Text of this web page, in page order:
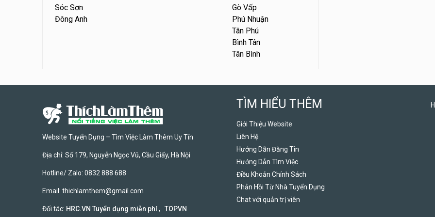
Sóc Sơn
Đông Anh
Gò Vấp
Phú Nhuận
Tân Phú
Bình Tân
Tân Bình
Website Tuyển Dụng – Tìm Việc Làm Thêm Uy Tín
Địa chỉ: Số 179, Nguyễn Ngọc Vũ, Cầu Giấy, Hà Nội
Hotline/ Zalo: 0832 888 688
Email: thichlamthem@gmail.com
Đối tác: HRC.VN Tuyển dụng miễn phí, TOPVN
TÌM HIỂU THÊM
Giới Thiệu Website
Liên Hệ
Hướng Dẫn Đăng Tin
Hướng Dẫn Tìm Việc
Điều Khoản Chính Sách
Phản Hồi Từ Nhà Tuyển Dụng
Chat với quản trị viên